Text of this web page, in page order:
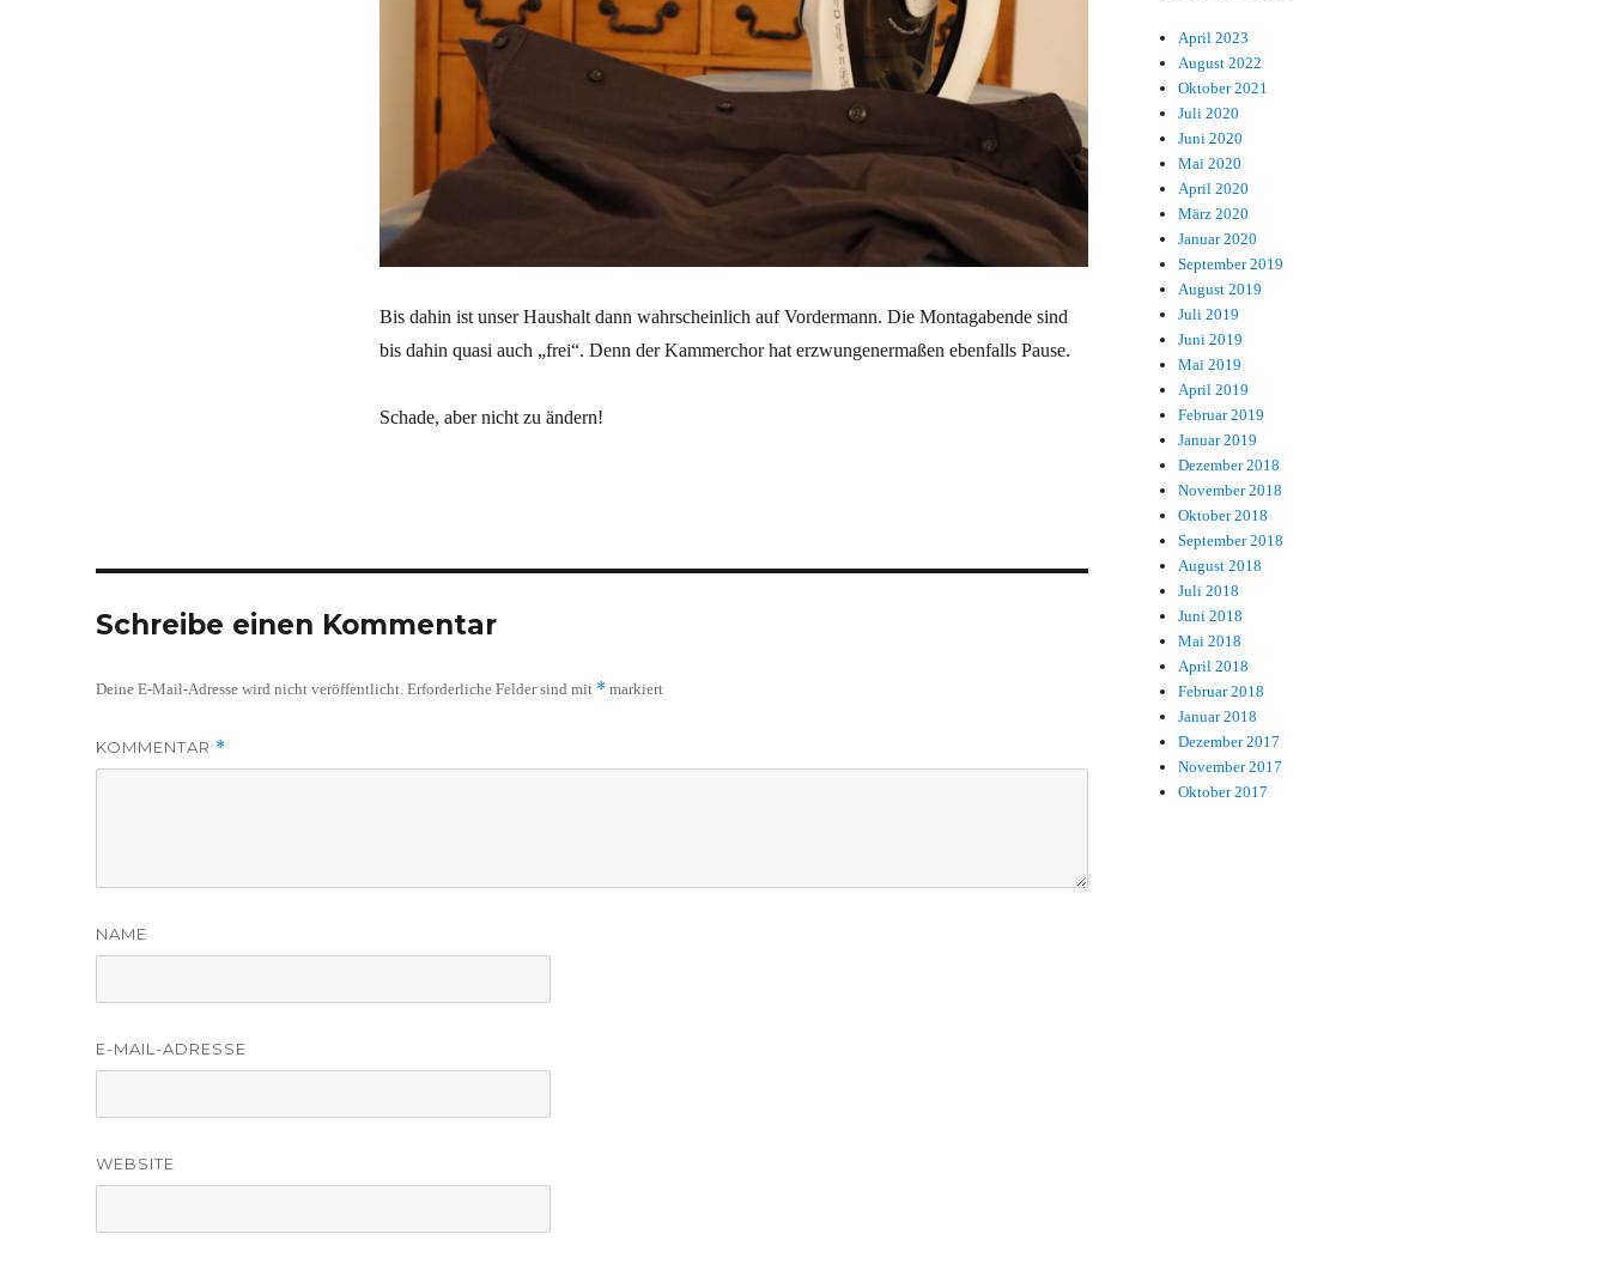
Bis dahin ist unser Haushalt dann wahrscheinlich auf Vordermann. Die Montagabende sind
bis dahin quasi auch „frei“. Denn der Kammerchor hat erzwungenermaßen ebenfalls Pause.
Schade, aber nicht zu ändern!
Schreibe einen Kommentar
Deine E-Mail-Adresse wird nicht veröffentlicht. Erforderliche Felder sind mit * markiert
KOMMENTAR *
NAME
E-MAIL-ADRESSE
WEBSITE
April 2023
August 2022
Oktober 2021
Juli 2020
Juni 2020
Mai 2020
April 2020
März 2020
Januar 2020
September 2019
August 2019
Juli 2019
Juni 2019
Mai 2019
April 2019
Februar 2019
Januar 2019
Dezember 2018
November 2018
Oktober 2018
September 2018
August 2018
Juli 2018
Juni 2018
Mai 2018
April 2018
Februar 2018
Januar 2018
Dezember 2017
November 2017
Oktober 2017